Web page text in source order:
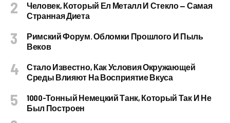
Человек, Который Ел Металл И Стекло — Самая
Странная Диета
Римский Форум. Обломки Прошлого И Пыль
Веков
Стало Известно, Как Условия Окружающей
Среды Влияют На Восприятие Вкуса
1000-Тонный Немецкий Танк, Который Так И Не
Был Построен